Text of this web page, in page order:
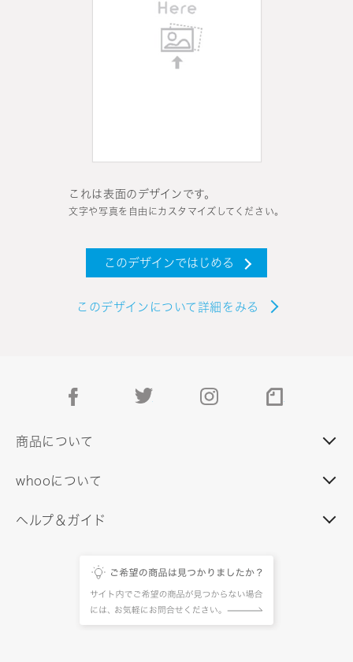
これは表面のデザインです。
文字や写真を自由にカスタマイズしてください。
このデザインではじめる
このデザインについて詳細をみる
facebook instagram
商品について
whooについて
ヘルプ＆ガイド